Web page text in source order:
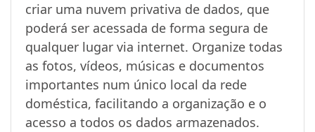
criar uma nuvem privativa de dados, que
poderá ser acessada de forma segura de
qualquer lugar via internet. Organize todas
as fotos, vídeos, músicas e documentos
importantes num único local da rede
doméstica, facilitando a organização e o
acesso a todos os dados armazenados.